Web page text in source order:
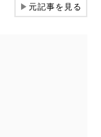
▶元記事を見る